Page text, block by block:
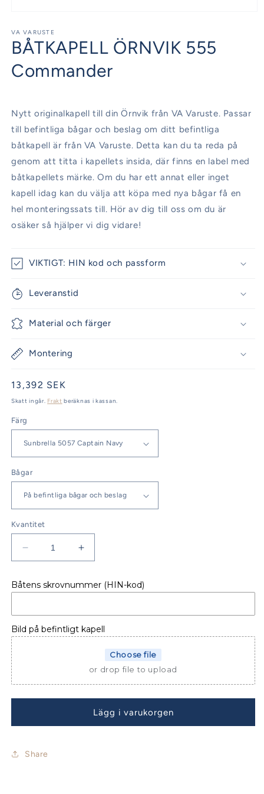
1
i
modalfönster
VA VARUSTE
BÅTKAPELL ÖRNVIK 555
Commander
Nytt originalkapell till din Örnvik från VA Varuste. Passar
till befintliga bågar och beslag om ditt befintliga
båtkapell är från VA Varuste. Detta kan du ta reda på
genom att titta i kapellets insida, där finns en label med
båtkapellets märke. Om du har ett annat eller inget
kapell idag kan du välja att köpa med nya bågar få en
hel monteringssats till. Hör av dig till oss om du är
osäker så hjälper vi dig vidare!
VIKTIGT: HIN kod och passform
Leveranstid
Material och färger
Montering
Ordinarie
pris
13,392 SEK
Skatt ingår. Frakt beräknas i kassan.
Färg
Bågar
Kvantitet
Minska
kvantitet
BÅTKAPELL
555
Commander
Öka
kvantitet
BÅTKAPELL
555
Commander
Båtens skrovnummer (HIN-kod)
Bild på befintligt kapell
Choose file
or drop file to upload
Lägg i varukorgen
Share